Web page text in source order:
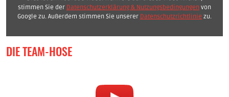
stimmen Sie der Datenschutzerklärung & Nutzungsbedingungen von
Google zu. Außerdem stimmen Sie unserer Datenschutzrichtlinie zu.
DIE TEAM-HOSE